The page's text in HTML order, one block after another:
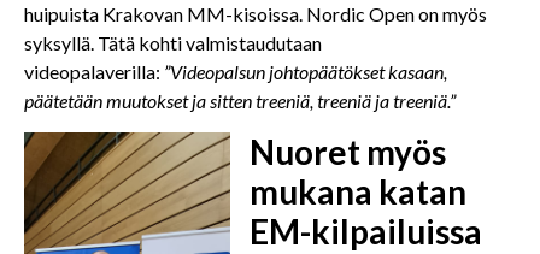
huipuista Krakovan MM-kisoissa. Nordic Open on myös
syksyllä. Tätä kohti valmistaudutaan
videopalaverilla: ”Videopalsun johtopäätökset kasaan,
päätetään muutokset ja sitten treeniä, treeniä ja treeniä.”
Nuoret myös
mukana katan
EM-kilpailuissa